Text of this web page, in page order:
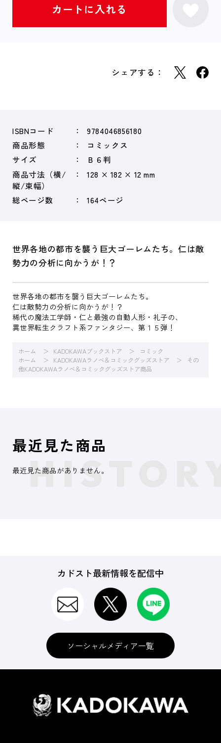
シェアする：
ISBNコード
9784046856180
商品形態
コミックス
サイズ
Ｂ６判
商品寸法（横/
縦/束幅）
128 × 182 × 12 mm
総ページ数 164ページ
世界各地の都市を襲う巨大ゴーレムたち。仁は敵
勢力の分析に向かうが！？
世界各地の都市を襲う巨大ゴーレムたち。
仁は敵勢力の分析に向かうが！？
稀代の魔法工学師・仁と最強の自動人形・礼子の、
異世界転生クラフト系ファンタジー、第１５弾！
ホーム KADOKAWAブックストア
コミック
ホーム
KADOKAWAラノベ＆コミックグッズストア
その
他KADOKAWAラノベ＆コミックグッズストア商品
最近見た商品
最近見た商品がありません。
カドスト最新情報を配信中
ソーシャルメディア一覧